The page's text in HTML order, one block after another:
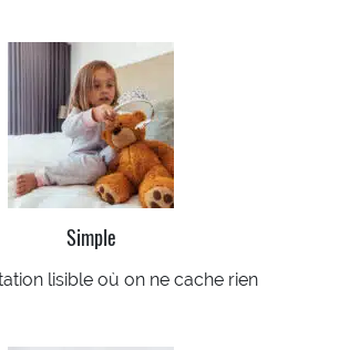
Simple
lisible où on ne cache rien